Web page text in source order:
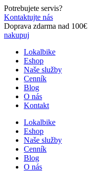
Preskočiť
na
obsah
Potrebujete servis?
Kontaktujte nás
Doprava zdarma nad 100€
nakupuj
Lokalbike
Eshop
Naše služby
Cenník
Blog
O nás
Kontakt
Lokalbike
Eshop
Naše služby
Cenník
Blog
O nás